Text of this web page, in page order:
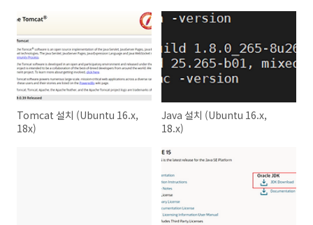
Tomcat 설치 (Ubuntu 16.x,
18x)
Java 설치 (Ubuntu 16.x,
18.x)